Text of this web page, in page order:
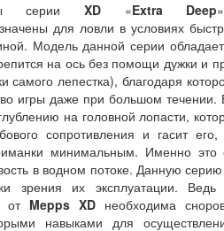
серии XD «Extra Deep
для ловли в условиях
Модель данной серии
на ось без помощи дужки и
самого лепестка), благодаря
игры даже при большом течении.
на головной лопасти,
сопротивления и гасит
минимальным. Именно это
в водном потоке. Данную
зрения их эксплуатации.
отMepps XD необходима
навыками для